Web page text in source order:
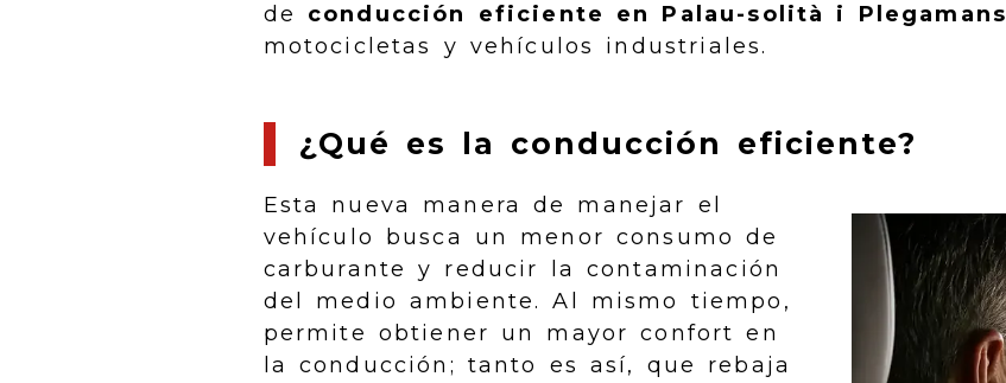
de conducción eficiente en Palau-solità i Plegamans
motocicletas y vehículos industriales.
¿Qué es la conducción eficiente?
Esta nueva manera de manejar el
vehículo busca un menor consumo de
carburante y reducir la contaminación
del medio ambiente. Al mismo tiempo,
permite obtiener un mayor confort en
la conducción; tanto es así, que rebaja